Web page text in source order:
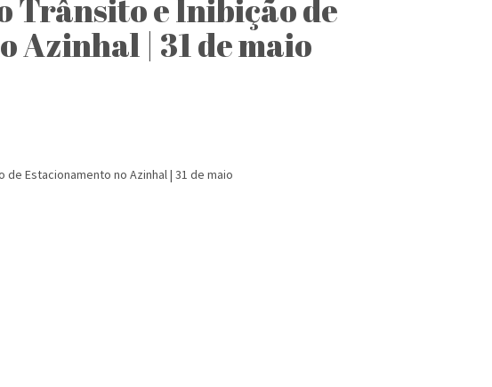
Trânsito e Inibição de
Azinhal | 31 de maio
Estacionamento no Azinhal | 31 de maio